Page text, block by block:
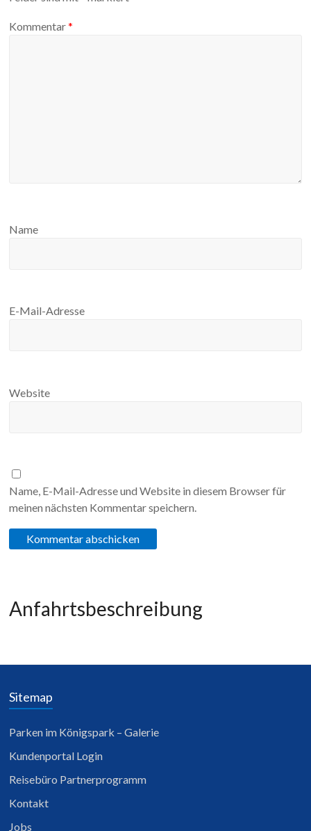
Kommentar*
Name
E-Mail-Adresse
Website
Name, E-Mail-Adresse und Website in diesem Browser für
meinen nächsten Kommentar speichern.
Anfahrtsbeschreibung
Sitemap
Parken im Königspark – Galerie
Kundenportal Login
Reisebüro Partnerprogramm
Kontakt
Jobs